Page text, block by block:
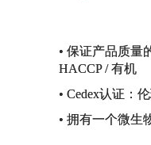
• 保证产品质量
HACCP / 有机
• Cedex认证：
• 拥有一个微生